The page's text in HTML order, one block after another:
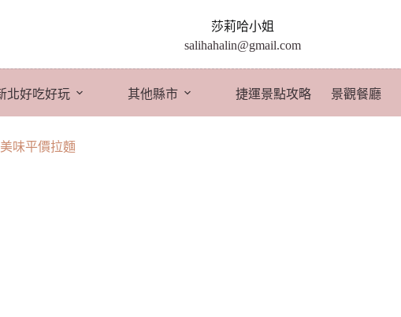
莎莉哈小姐
salihahalin@gmail.com
北好吃好玩 其他縣市 捷運景點攻略 景觀餐廳
味平價拉麵